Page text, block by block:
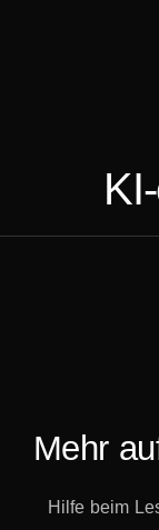
Mehr
Hilfe beim